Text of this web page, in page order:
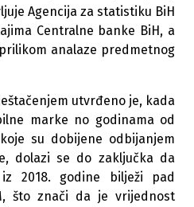
Agencija za statistiku BiH
Centralne banke BiH, a
analaze predmetnog
utvrđeno je, kada
marke no godinama od
su dobijene odbijanjem
dolazi se do zaključka da
2018. godine bilježi pad
što znači da je vrijednost